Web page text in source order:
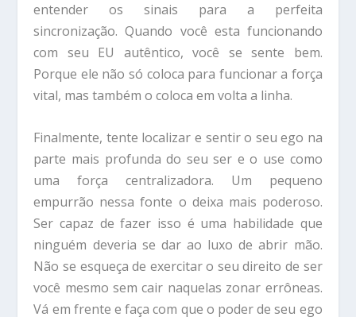
entender os sinais para a perfeita
sincronização. Quando você esta funcionando
com seu EU autêntico, você se sente bem.
Porque ele não só coloca para funcionar a força
vital, mas também o coloca em volta a linha.
Finalmente, tente localizar e sentir o seu ego na
parte mais profunda do seu ser e o use como
uma força centralizadora. Um pequeno
empurrão nessa fonte o deixa mais poderoso.
Ser capaz de fazer isso é uma habilidade que
ninguém deveria se dar ao luxo de abrir mão.
Não se esqueça de exercitar o seu direito de ser
você mesmo sem cair naquelas zonar errôneas.
Vá em frente e faça com que o poder de seu ego